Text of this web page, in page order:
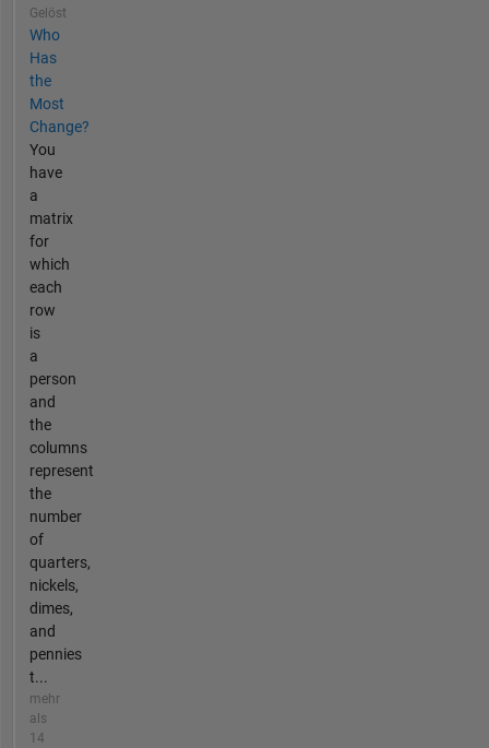
Gelöst
Who
Has
the
Most
Change?
You
have
a
matrix
for
which
each
row
is
a
person
and
the
columns
represent
the
number
of
quarters,
nickels,
dimes,
and
pennies
t...
mehr
als
14